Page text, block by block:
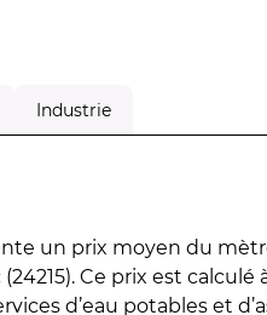
Industrie
un prix moyen du
Ce prix est
d’eau potables et